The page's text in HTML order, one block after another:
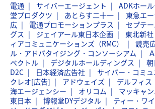
電通 サイバーエージェント ADKホー
堂プロダクツ
あとらす二十一 東急エ
広
電通プロモーションプラス
セプテ
グス
ジェイアール東日本企画 東北新社
ィアコミュニケーションズ（RMC）
読売
ル・アドバタイジング・コンソーシアム
ベクトル
デジタルホールディングス
D2C
日本経済広告社
サイバー・コミ
クレオ[広告]
アドウェイズ デルフィス
海エージェンシー
オリコム マッキャ
東日本
博報堂DYデジタル ティー・ワ